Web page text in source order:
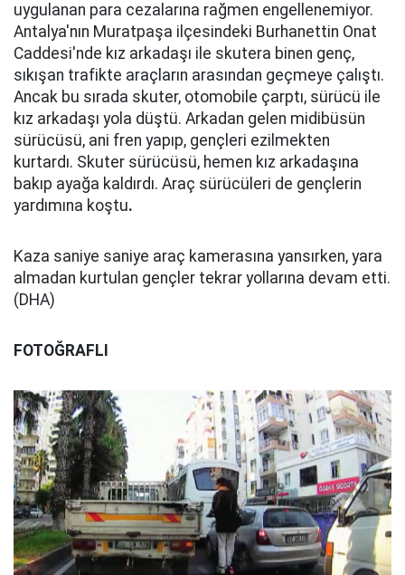
uygulanan para cezalarına rağmen engellenemiyor.
Antalya'nın Muratpaşa ilçesindeki Burhanettin Onat
Caddesi'nde kız arkadaşı ile skutera binen genç,
sıkışan trafikte araçların arasından geçmeye çalıştı.
Ancak bu sırada skuter, otomobile çarptı, sürücü ile
kız arkadaşı yola düştü. Arkadan gelen midibüsün
sürücüsü, ani fren yapıp, gençleri ezilmekten
kurtardı. Skuter sürücüsü, hemen kız arkadaşına
bakıp ayağa kaldırdı. Araç sürücüleri de gençlerin
yardımına koştu.
Kaza saniye saniye araç kamerasına yansırken, yara
almadan kurtulan gençler tekrar yollarına devam etti.
(DHA)
FOTOĞRAFLI